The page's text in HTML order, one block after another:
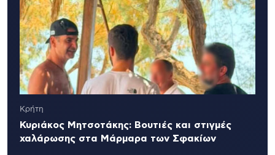
Κρήτη
Κυριάκος Μητσοτάκης: Βουτιές και στιγμές
χαλάρωσης στα Μάρμαρα των Σφακίων